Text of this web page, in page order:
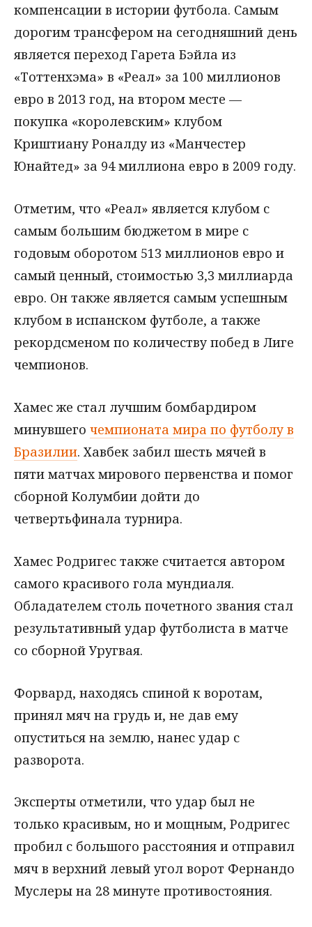
компенсации в истории футбола. Самым
дорогим трансфером на сегодняшний день
является переход Гарета Бэйла из
«Тоттенхэма» в «Реал» за 100 миллионов
евро в 2013 год, на втором месте —
покупка «королевским» клубом
Криштиану Роналду из «Манчестер
Юнайтед» за 94 миллиона евро в 2009 году.
Отметим, что «Реал» является клубом с
самым большим бюджетом в мире с
годовым оборотом 513 миллионов евро и
самый ценный, стоимостью 3,3 миллиарда
евро. Он также является самым успешным
клубом в испанском футболе, а также
рекордсменом по количеству побед в Лиге
чемпионов.
Хамес же стал лучшим бомбардиром
минувшего чемпионата мира по футболу в
Бразилии. Хавбек забил шесть мячей в
пяти матчах мирового первенства и помог
сборной Колумбии дойти до
четвертьфинала турнира.
Хамес Родригес также считается автором
самого красивого гола мундиаля.
Обладателем столь почетного звания стал
результативный удар футболиста в матче
со сборной Уругвая.
Форвард, находясь спиной к воротам,
принял мяч на грудь и, не дав ему
опуститься на землю, нанес удар с
разворота.
Эксперты отметили, что удар был не
только красивым, но и мощным, Родригес
пробил с большого расстояния и отправил
мяч в верхний левый угол ворот Фернандо
Муслеры на 28 минуте противостояния.